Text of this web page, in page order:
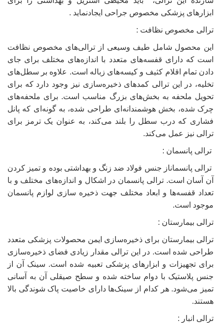
ابزارهای پزشکی مخصوص جراحی ایجادنماید .
ترالی مخصوص نظافت :
این محصول شامل طیف وسیعی از ترالی‌های مخصوص نظافت
است که دارای قفسه‌های متعدد با اندازه‌های مختلف برای جای
دادن تمام اقلام کثیف و کیسه‌های زباله است. علاوه بر سطل‌های
تخلیه، در این ترالی‌ کمدهای ذخیره‌سازی نیز وجود دارد که برای
تحویل ملحفه به بخش‌های بزرگ مناسب است. برای ملحفه‌های
چرک شده، بخش هوشمندانه‌ای طراحی شده، به گونه‌ای که پانل
فشاری که درب سطل را بلند می‌کند، به عنوان یک ترمز برای
ترالی نیز عمل می‌کند.
ترالی پانسمان :
ترالی پانسماناز جنس فولاد ضد زنگ و بهداشتی بوده و تمیز کردن
آن آسان است. ترالی پانسمان در اشکال و اندازه‌های مختلف و با
تعداد قفسه‌ها و ابعاد مختلف جهت ذخیره سازی لوازم پانسمان
موجود است.
ترالی بیمارستان :
ترالی‌ بیمارستان برای ذخیره‌سازی ایمن محصولات پزشکی متعدد
طراحی شده است. در این ترالی مقدار زیادی فضای ذخیره‌سازی
برای تجهیزات و ابزارهای پزشکی تعبیه شده است. سینک آن از
جنس پلاستیک با دوام ساخته شده و سطح صیقلی آن به آسانی
تمیز می‌شود. هر کدام از سینک‌ها دارای خاصیت پاک‌ شوندگی بالا
هستند.
ترالی انبار :